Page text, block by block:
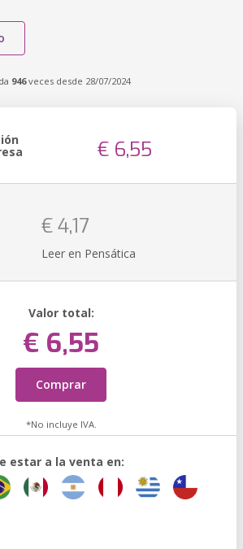
946veces desde 28/07/2024
€ 6,55
€ 4,17
Leer en Pensática
Valor total:
€ 6,55
Comprar
*No incluye IVA.
estar a la venta en: